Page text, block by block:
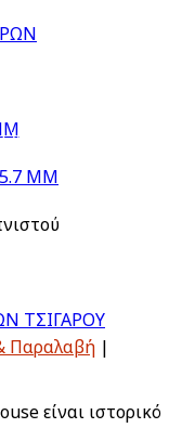
MM
ΤΣΙΓΑΡΟΥ
είναι ιστορικό
τους νέους
Παραλαβή |
είναι ιστορικό